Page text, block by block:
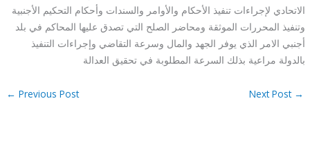
الاتحادي لإجراءات تنفيذ الأحكام والأوامر والسندات وأحكام التحكيم الأجنبية
وتنفيذ المحررات الموثقة ومحاضر الصلح التي تصدق عليها المحاكم في بلد
أجنبي الامر الذي يوفر الجهد والمال وسرعة التقاضي وإجراءات التنفيذ
بالدولة مراعية بذلك السرعة المطلوبة في تحقيق العدالة
← Previous Post Next Post →